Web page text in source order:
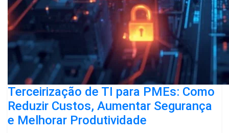
Terceirização de TI para PMEs: Como
Reduzir Custos, Aumentar Segurança
e Melhorar Produtividade